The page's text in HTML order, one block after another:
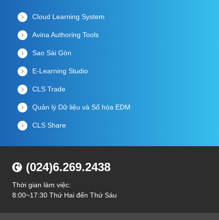
Cloud Learning System
Avina Authoring Tools
Sao Sài Gòn
E-Learning Studio
CLS Trade
Quản lý Dữ liệu và Số hóa EDM
CLS Share
(024)6.269.2438
Thời gian làm việc:
8:00~17:30 Thứ Hai đến Thứ Sáu